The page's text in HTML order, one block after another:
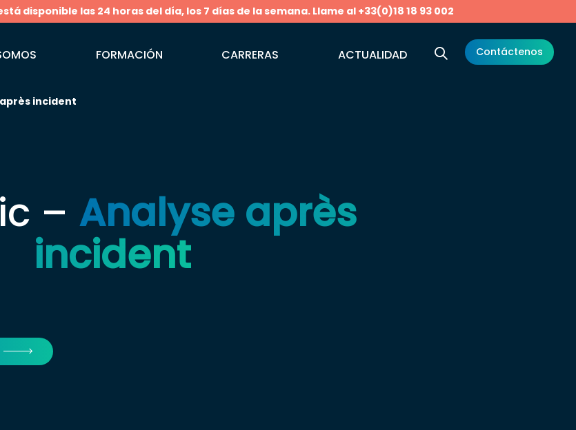
disponible las 24 horas del día, los 7 días de la semana. Llame al +33(0)18 18 93 002
FORMACIÓN CARRERAS ACTUALIDAD Contáctenos
incident
– Analyse après
incident